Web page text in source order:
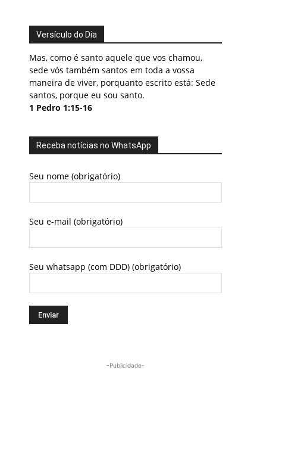
Versículo do Dia
Mas, como é santo aquele que vos chamou,
sede vós também santos em toda a vossa
maneira de viver, porquanto escrito está: Sede
santos, porque eu sou santo.
1 Pedro 1:15-16
Receba notícias no WhatsApp
Seu nome (obrigatório)
Seu e-mail (obrigatório)
Seu whatsapp (com DDD) (obrigatório)
-Publicidade-